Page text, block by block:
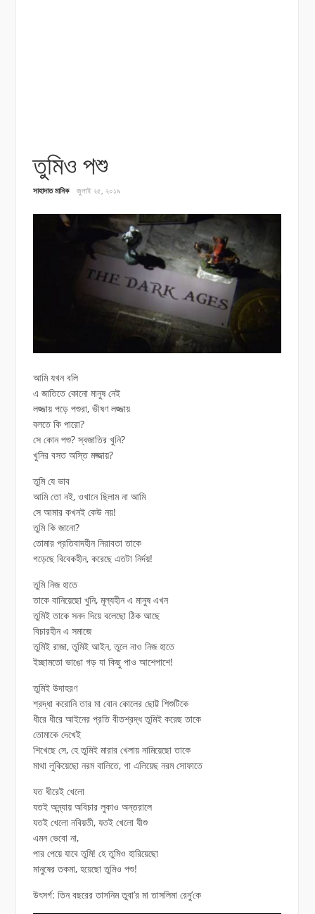
তুমিও পশু
সাহাদাত মানিক জুলাই ২৫, ২০১৯
আমি যখন বলি
এ জাতিতে কোনো মানুষ নেই
লজ্জায় পড়ে পশুরা, ভীষণ লজ্জায়
বলতে কি পারো?
সে কোন পশু? স্বজাতির খুনি?
খুনির বসত অস্তি মজ্জায়?
তুমি যে ভাব
আমি তো নই, ওখানে ছিলাম না আমি
সে আমার কখনই কেউ নয়!
তুমি কি জানো?
তোমার প্রতিবাদহীন নিরাবতা তাকে
গড়েছে বিবেকহীন, করেছে এতটা নির্দয়!
তুমি নিজ হাতে
তাকে বানিয়েছো খুনি, মূল্যহীন এ মানুষ এখন
তুমিই তাকে সনদ দিয়ে বলেছো ঠিক আছে
বিচারহীন এ সমাজে
তুমিই রাজা, তুমিই আইন, তুলে নাও নিজ হাতে
ইচ্ছামতো ভাঙো গড় যা কিছু পাও আশেপাশে!
তুমিই উদাহরণ
শ্রদ্ধা করোনি তার মা বোন কোলের ছোট্ট শিশুটিকে
ধীরে ধীরে আইনের প্রতি বীতশ্রদ্ধ তুমিই করেছ তাকে
তোমাকে দেখেই
শিখেছে সে, হে তুমিই মারার খেলায় নামিয়েছো তাকে
মাথা লুকিয়েছো নরম বালিতে, গা এলিয়েছ নরম সোফাতে
যত ধীরেই খেলো
যতই অন্ন্যায় অবিচার লুকাও অন্তরালে
যতই খেলো নবিয়তী, যতই খেলো যীশু
এমন ভেবো না,
পার পেয়ে যাবে তুমি! হে তুমিও হারিয়েছো
মানুষের তকমা, হয়েছো তুমিও পশু!
উৎসর্গ: তিন বছরের তাসনিম তুবা’র মা তাসলিমা রেনু’কে